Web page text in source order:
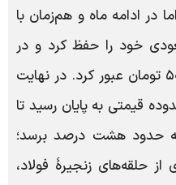
اما در ادامه ماه و هم‌زمان با
خود را حفظ کرد و در
هفتۀ سوم از مرز ۸۲ هزار و ۵۰۰ تومان عبور کرد. در نهایت
قیمتی به پایان رسید تا
حدود هشت درصد برسد؛
حلقه‌های زنجیرۀ فولاد،